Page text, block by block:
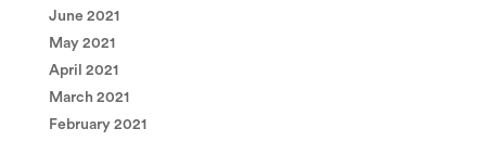
June 2021
May 2021
April 2021
March 2021
February 2021